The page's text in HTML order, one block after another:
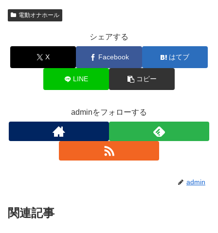
電動オナホール
シェアする
X Facebook はてブ
LINE コピー
adminをフォローする
admin
関連記事